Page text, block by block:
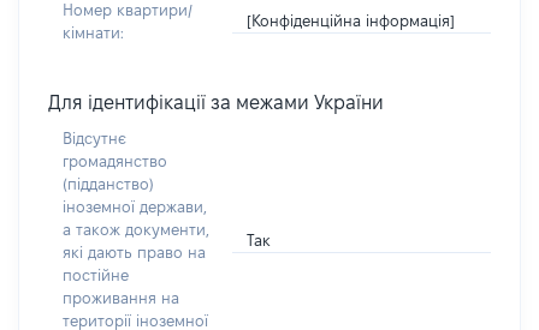
Номер квартири/
кімнати:
[Конфіденційна інформація]
Для ідентифікації за межами України
Відсутнє
громадянство
(підданство)
іноземної держави,
а також документи,
які дають право на
постійне
проживання на
території іноземної
Так